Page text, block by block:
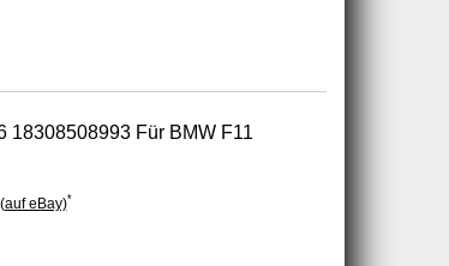
18308508993 Für BMW F11
(auf eBay)*